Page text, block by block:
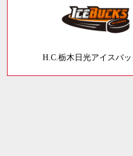
H.C.栃木日光アイスバッ